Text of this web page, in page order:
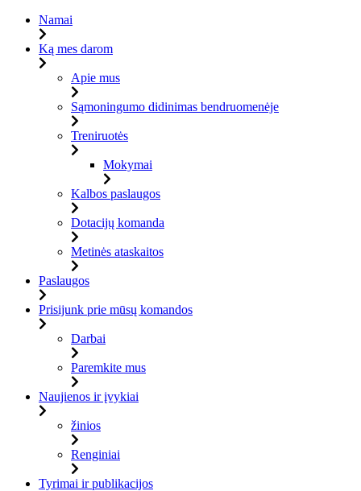
Namai
Ką mes darom
Apie mus
Sąmoningumo didinimas bendruomenėje
Treniruotės
Mokymai
Kalbos paslaugos
Dotacijų komanda
Metinės ataskaitos
Paslaugos
Prisijunk prie mūsų komandos
Darbai
Paremkite mus
Naujienos ir įvykiai
žinios
Renginiai
Tyrimai ir publikacijos